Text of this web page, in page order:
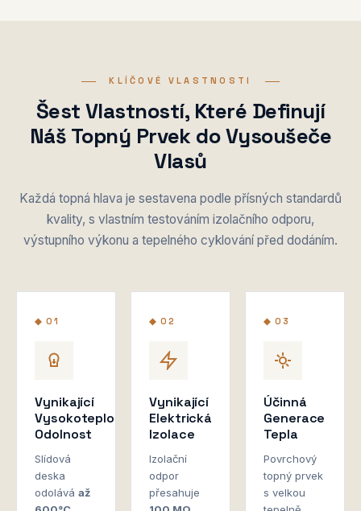
KLÍČOVÉ VLASTNOSTI
Šest Vlastností, Které Definují
Náš Topný Prvek do Vysoušeče
Vlasů
Každá topná hlava je sestavena podle přísných standardů
kvality, s vlastním testováním izolačního odporu,
výstupního výkonu a tepelného cyklování před dodáním.
◆ 01
Vynikající
Vysokoteplotní
Odolnost
Slídová
deska
odolává až
◆ 02
Vynikající
Elektrická
Izolace
Izolační
odpor
přesahuje
◆ 03
Účinná
Generace
Tepla
Povrchový
topný prvek
s velkou